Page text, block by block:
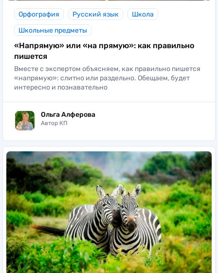
Орфография Русский язык
Школа
Школьные предметы
«Напрямую» или «на прямую»: как правильно
пишется
Вместе с экспертом объясняем, как правильно пишется
«напрямую»: слитно или раздельно. Обещаем, будет
интересно и познавательно
Ольга Алферова
Автор КП